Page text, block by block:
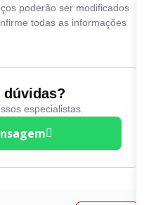
poderão ser modificados
todas as informações
dúvidas?
especialistas.